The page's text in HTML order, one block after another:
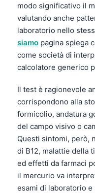
modo significativo il
valutando anche
laboratorio nello
siamo pagina spiega
come società di
calcolatore generico
Il test è ragionevole
corrispondono alla
formicolio, andatura
del campo visivo o
Questi sintomi, però,
di B12, malattie della
ed effetti da farmaci
il mercurio va
esami di laboratorio e